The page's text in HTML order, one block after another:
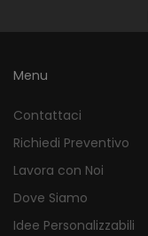
Menu
Contattaci
Richiedi Preventivo
Lavora con Noi
Dove Siamo
Idee Personalizzabili